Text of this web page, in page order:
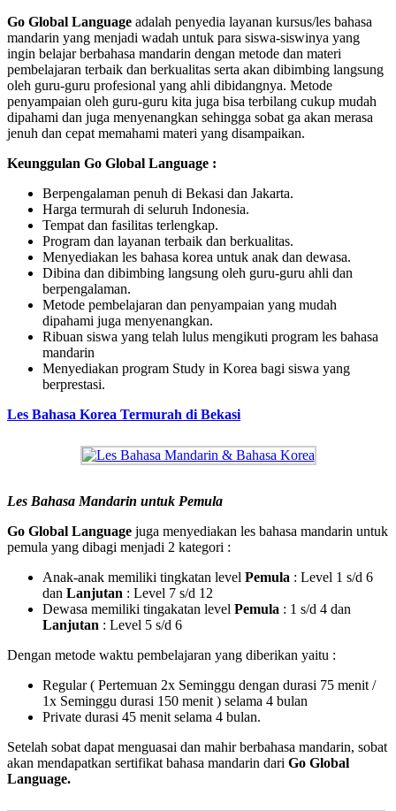
Go Global Language adalah penyedia layanan kursus/les bahasa
mandarin yang menjadi wadah untuk para siswa-siswinya yang
ingin belajar berbahasa mandarin dengan metode dan materi
pembelajaran terbaik dan berkualitas serta akan dibimbing langsung
oleh guru-guru profesional yang ahli dibidangnya. Metode
penyampaian oleh guru-guru kita juga bisa terbilang cukup mudah
dipahami dan juga menyenangkan sehingga sobat ga akan merasa
jenuh dan cepat memahami materi yang disampaikan.
Keunggulan Go Global Language :
Berpengalaman penuh di Bekasi dan Jakarta.
Harga termurah di seluruh Indonesia.
Tempat dan fasilitas terlengkap.
Program dan layanan terbaik dan berkualitas.
Menyediakan les bahasa korea untuk anak dan dewasa.
Dibina dan dibimbing langsung oleh guru-guru ahli dan
berpengalaman.
Metode pembelajaran dan penyampaian yang mudah
dipahami juga menyenangkan.
Ribuan siswa yang telah lulus mengikuti program les bahasa
mandarin
Menyediakan program Study in Korea bagi siswa yang
berprestasi.
Les Bahasa Korea Termurah di Bekasi
Les Bahasa Mandarin untuk Pemula
Go Global Language juga menyediakan les bahasa mandarin untuk
pemula yang dibagi menjadi 2 kategori :
Anak-anak memiliki tingkatan level Pemula : Level 1 s/d 6
dan Lanjutan : Level 7 s/d 12
Dewasa memiliki tingakatan level Pemula : 1 s/d 4 dan
Lanjutan : Level 5 s/d 6
Dengan metode waktu pembelajaran yang diberikan yaitu :
Regular ( Pertemuan 2x Seminggu dengan durasi 75 menit /
1x Seminggu durasi 150 menit ) selama 4 bulan
Private durasi 45 menit selama 4 bulan.
Setelah sobat dapat menguasai dan mahir berbahasa mandarin, sobat
akan mendapatkan sertifikat bahasa mandarin dari Go Global
Language.